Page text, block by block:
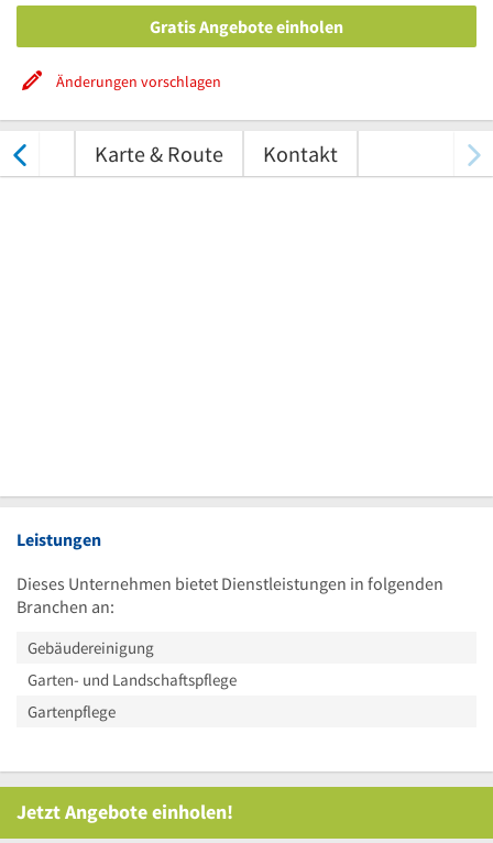
Gratis Angebote einholen
Änderungen vorschlagen
Karte & Route Kontakt
Leistungen
Dieses Unternehmen bietet Dienstleistungen in folgenden
Branchen an:
Gebäudereinigung
Garten- und Landschaftspflege
Gartenpflege
Jetzt Angebote einholen!